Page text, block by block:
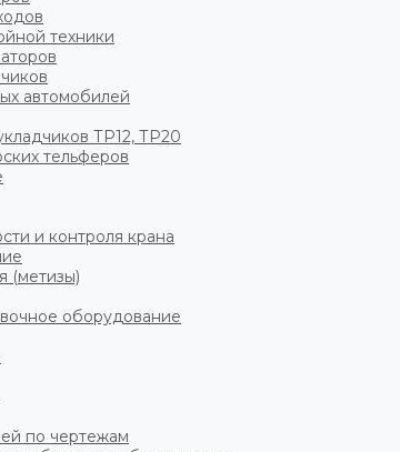
техники
автомобилей
ТР12, ТР20
тельферов
и контроля крана
(метизы)
оборудование
по чертежам